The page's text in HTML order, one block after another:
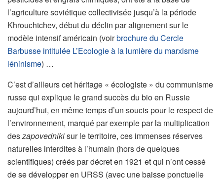
l’agriculture soviétique collectivisée jusqu’à la période
Khrouchtchev, début du déclin par alignement sur le
modèle intensif américain (voirbrochure du Cercle
Barbusse intitulée L’Ecologie à la lumière du marxisme
léninisme) …
C’est d’ailleurs cet héritage « écologiste » du communisme
russe qui explique le grand succès du bio en Russie
aujourd’hui, en même temps d’un soucis pour le respect de
l’environnement, marqué par exemple par la multiplication
deszapovednikisur le territoire, ces immenses réserves
naturelles interdites à l’humain (hors de quelques
scientifiques) créés par décret en 1921 et qui n’ont cessé
de se développer en URSS (avec une baisse ponctuelle